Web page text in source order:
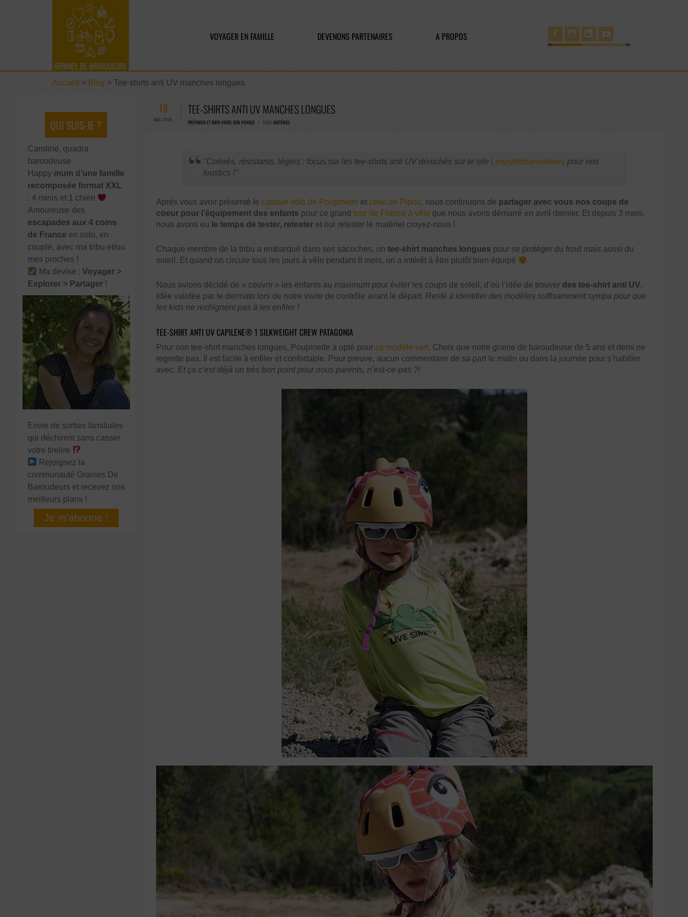
VOYAGER EN FAMILLE DEVENONS PARTENAIRES A PROPOS
Accueil > Blog > Tee-shirts anti UV manches longues
QUI SUIS-JE ?
Caroline, quadra
baroudeuse
Happy mum d’une famille
recomposée format XXL
: 4 minis et 1 chien
Amoureuse des
escapades aux 4 coins
de France en solo, en
couple, avec ma tribu et/ou
mes proches !
Ma devise : Voyager >
Explorer > Partager!
Envie de sorties familiales
qui déchirent sans casser
votre tirelire
Rejoignez la
communauté Graines De
Baroudeurs et recevez nos
meilleurs plans !
Je m'abonne !
19
JUIL-2016
TEE-SHIRTS ANTI UV MANCHES LONGUES
PRÉPARER ET BIEN VIVRE SON VOYAGE / TAGS: MATÉRIEL
Colorés, résistants, légers : focus sur les tee-shirts anti UV dénichés sur le site Lespetitsbaroudeurs pour nos
loustics !
Après vous avoir présenté le casque vélo de Poupinette et celui de Pipou, nous continuons de partager avec vous nos coups de
coeur pour l’équipement des enfants pour ce grand tour de France à vélo que nous avons démarré en avril dernier. Et depuis 3 mois,
nous avons eu le temps de tester, retesteret oui retester le matériel croyez-nous !
Chaque membre de la tribu a embarqué dans ses sacoches, un tee-shirt manches longues pour se protéger du froid mais aussi du
soleil. Et quand on circule tous les jours à vélo pendant 8 mois, on a intérêt à être plutôt bien équipé
Nous avions décidé de « couvrir » les enfants au maximum pour éviter les coups de soleil, d’où l’idée de trouverdes tee-shirt anti UV.
Idée validée par le dermato lors de notre visite de contrôle avant le départ. Resté à identifier des modèles suffisamment sympa pour que
les kids ne rechignent pas à les enfiler !
TEE-SHIRT ANTI UV CAPILENE® 1 SILKWEIGHT CREW PATAGONIA
Pour son tee-shirt manches longues, Poupinette a opté pour ce modèle vert. Choix que notre graine de baroudeuse de 5 ans et demi ne
regrette pas. Il est facile à enfiler et confortable. Pour preuve, aucun commentaire de sa part le matin ou dans la journée pour s’habiller
avec. Et ça c’est déjà un très bon point pour nous parents, n’est-ce-pas ?!